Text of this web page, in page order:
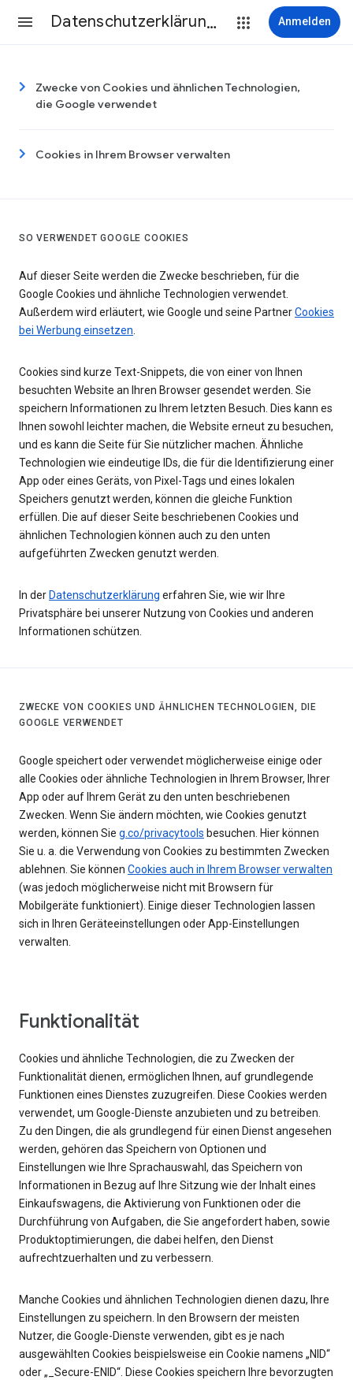
Datenschutzerklärung & Nutzungsbedingungen Anmelden
Zwecke von Cookies und ähnlichen Technologien,
die Google verwendet
Cookies in Ihrem Browser verwalten
SO VERWENDET GOOGLE COOKIES
Auf dieser Seite werden die Zwecke beschrieben, für die
Google Cookies und ähnliche Technologien verwendet.
Außerdem wird erläutert, wie Google und seine PartnerCookies
bei Werbung einsetzen.
Cookies sind kurze Text-Snippets, die von einer von Ihnen
besuchten Website an Ihren Browser gesendet werden. Sie
speichern Informationen zu Ihrem letzten Besuch. Dies kann es
Ihnen sowohl leichter machen, die Website erneut zu besuchen,
und es kann die Seite für Sie nützlicher machen. Ähnliche
Technologien wie eindeutige IDs, die für die Identifizierung einer
App oder eines Geräts, von Pixel-Tags und eines lokalen
Speichers genutzt werden, können die gleiche Funktion
erfüllen. Die auf dieser Seite beschriebenen Cookies und
ähnlichen Technologien können auch zu den unten
aufgeführten Zwecken genutzt werden.
In der Datenschutzerklärung erfahren Sie, wie wir Ihre
Privatsphäre bei unserer Nutzung von Cookies und anderen
Informationen schützen.
ZWECKE VON COOKIES UND ÄHNLICHEN TECHNOLOGIEN, DIE
GOOGLE VERWENDET
Google speichert oder verwendet möglicherweise einige oder
alle Cookies oder ähnliche Technologien in Ihrem Browser, Ihrer
App oder auf Ihrem Gerät zu den unten beschriebenen
Zwecken. Wenn Sie ändern möchten, wie Cookies genutzt
werden, können Sie g.co/privacytools besuchen. Hier können
Sie u. a. die Verwendung von Cookies zu bestimmten Zwecken
ablehnen. Sie können Cookies auch in Ihrem Browser verwalten
(was jedoch möglicherweise nicht mit Browsern für
Mobilgeräte funktioniert). Einige dieser Technologien lassen
sich in Ihren Geräteeinstellungen oder App-Einstellungen
verwalten.
Funktionalität
Cookies und ähnliche Technologien, die zu Zwecken der
Funktionalität dienen, ermöglichen Ihnen, auf grundlegende
Funktionen eines Dienstes zuzugreifen. Diese Cookies werden
verwendet, um Google-Dienste anzubieten und zu betreiben.
Zu den Dingen, die als grundlegend für einen Dienst angesehen
werden, gehören das Speichern von Optionen und
Einstellungen wie Ihre Sprachauswahl, das Speichern von
Informationen in Bezug auf Ihre Sitzung wie der Inhalt eines
Einkaufswagens, die Aktivierung von Funktionen oder die
Durchführung von Aufgaben, die Sie angefordert haben, sowie
Produktoptimierungen, die dabei helfen, den Dienst
aufrechtzuerhalten und zu verbessern.
Manche Cookies und ähnlichen Technologien dienen dazu, Ihre
Einstellungen zu speichern. In den Browsern der meisten
Nutzer, die Google-Dienste verwenden, gibt es je nach
ausgewählten Cookies beispielsweise ein Cookie namens „NID“
oder „_Secure-ENID“. Diese Cookies speichern Ihre bevorzugten